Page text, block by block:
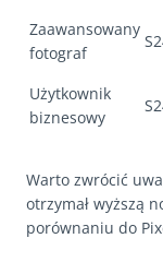
Zaawansowany
fotograf
Użytkownik
biznesowy
Warto zwrócić
otrzymał wyższą
porównaniu do